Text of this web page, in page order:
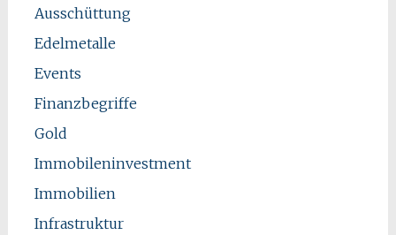
Ausschüttung
Edelmetalle
Events
Finanzbegriffe
Gold
Immobileninvestment
Immobilien
Infrastruktur